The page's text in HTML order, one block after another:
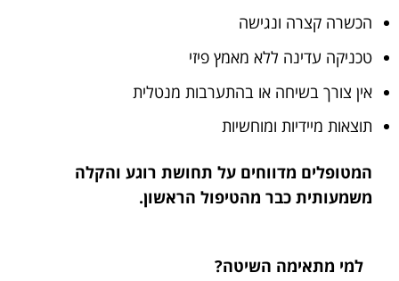
הכשרה קצרה ונגישה
טכניקה עדינה ללא מאמץ פיזי
אין צורך בשיחה או בהתערבות מנטלית
תוצאות מיידיות ומוחשיות
המטופלים מדווחים על תחושת רוגע והקלה
משמעותית כבר מהטיפול הראשון.
למי מתאימה השיטה?